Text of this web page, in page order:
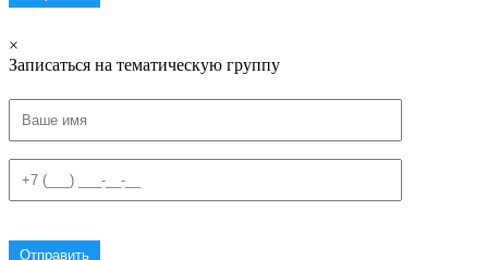
×
Записаться на тематическую группу